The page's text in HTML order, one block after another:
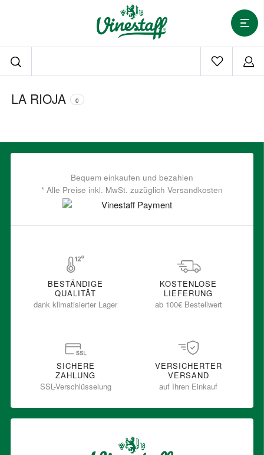
LA RIOJA 0
Bequem einkaufen und bezahlen
* Alle Preise inkl. MwSt. zuzüglich Versandkosten
BESTÄNDIGE
QUALITÄT
dank klimatisierter Lager
KOSTENLOSE
LIEFERUNG
ab 100€ Bestellwert
SICHERE
ZAHLUNG
SSL-Verschlüsselung
VERSICHERTER
VERSAND
auf Ihren Einkauf